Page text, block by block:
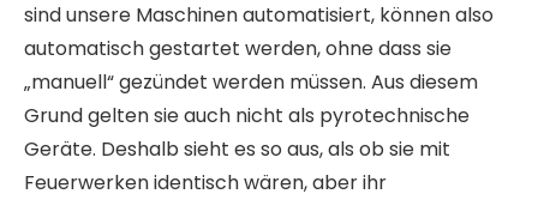
sind unsere Maschinen automatisiert, können also
automatisch gestartet werden, ohne dass sie
„manuell“ gezündet werden müssen. Aus diesem
Grund gelten sie auch nicht als pyrotechnische
Geräte. Deshalb sieht es so aus, als ob sie mit
Feuerwerken identisch wären, aber ihr